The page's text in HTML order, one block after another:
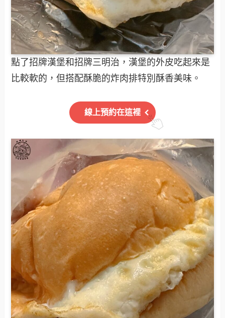
點了招牌漢堡和招牌三明治，漢堡的外皮吃起來是
比較軟的，但搭配酥脆的炸肉排特別酥香美味。
線上預約在這裡